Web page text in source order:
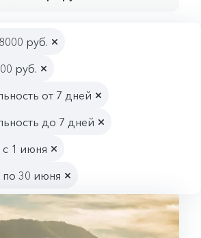
руб.
руб.
от 7 дней
до 7 дней
1 июня
30 июня